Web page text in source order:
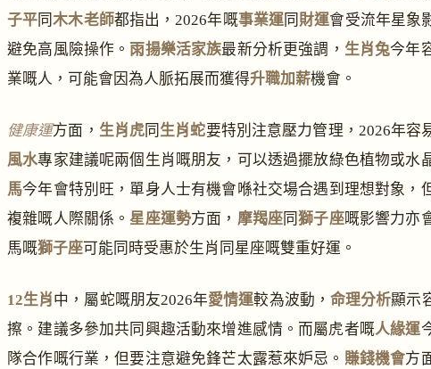
子平同木木老師都指出，2026年嘅事業運同 財運會受流年星象
避免高風險操作。 雨揚樂活家族最新分析更強調， 生肖兔今年
業嘅人，可能會因為人脈拓展而獲得升職加薪機會。
健康運方面， 生肖虎 同 生肖蛇要特別注意壓力管理，2026年容
風水專家建議呢兩個生肖嘅朋友，可以透過擺放綠色植物或水
馬今年會特別旺，單身人士有機會喺社交場合遇到理想對象，
複雜嘅人際關係。 星座運勢方面， 摩羯座 同獅子座嘅影響力亦
馬嘅獅子座可能同時受惠於生肖同星座嘅雙重好運。
12生肖中，屬蛇嘅朋友2026年愛情運較為波動， 命理分析顯示
擦。建議多參加共同興趣活動來增進感情。而屬虎者嘅人緣運
隊合作嘅行業，但要注意避免鋒芒太露惹來妒忌。 賺錢機會方